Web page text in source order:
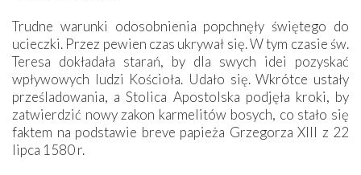
Trudne warunki odosobnienia popchnęły świętego do
ucieczki. Przez pewien czas ukrywał się. W tym czasie św.
Teresa dokładała starań, by dla swych idei pozyskać
wpływowych ludzi Kościoła. Udało się. Wkrótce ustały
prześladowania, a Stolica Apostolska podjęła kroki, by
zatwierdzić nowy zakon karmelitów bosych, co stało się
faktem na podstawie breve papieża Grzegorza XIII z 22
lipca 1580 r.